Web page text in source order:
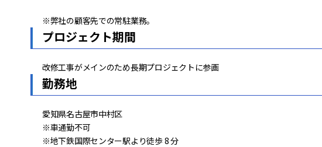
※弊社の顧客先での常駐業務。
プロジェクト期間
改修工事がメインのため長期プロジェクトに参画
勤務地
愛知県名古屋市中村区
※車通勤不可
※地下鉄国際センター駅より徒歩 8 分